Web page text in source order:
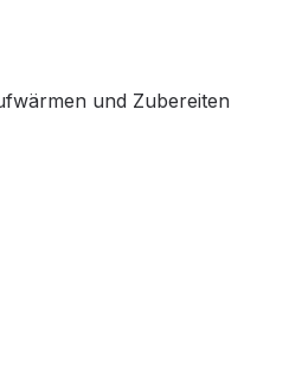
und Zubereiten